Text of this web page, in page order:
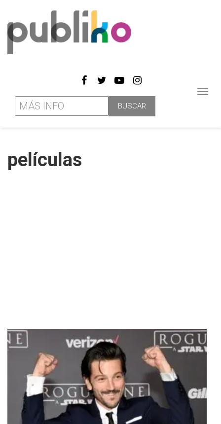
películas